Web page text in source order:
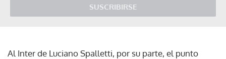
SUSCRIBIRSE
Al Inter de Luciano Spalletti, por su parte, el punto